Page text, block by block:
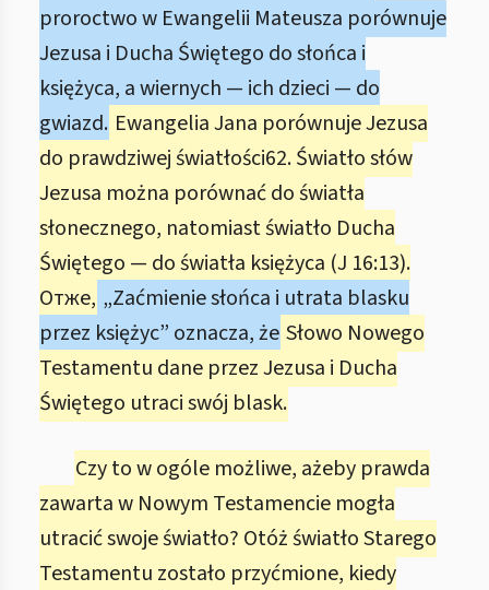
proroctwo w Ewangelii Mateusza porównuje
Jezusa i Ducha Świętego do słońca i
księżyca, a wiernych — ich dzieci — do
gwiazd. Ewangelia Jana porównuje Jezusa
do prawdziwej światłości62. Światło słów
Jezusa można porównać do światła
słonecznego, natomiast światło Ducha
Świętego — do światła księżyca (J 16:13).
Отже, „Zaćmienie słońca i utrata blasku
przez księżyc” oznacza, że Słowo Nowego
Testamentu dane przez Jezusa i Ducha
Świętego utraci swój blask.
Czy to w ogóle możliwe, ażeby prawda
zawarta w Nowym Testamencie mogła
utracić swoje światło? Otóż światło Starego
Testamentu zostało przyćmione, kiedy